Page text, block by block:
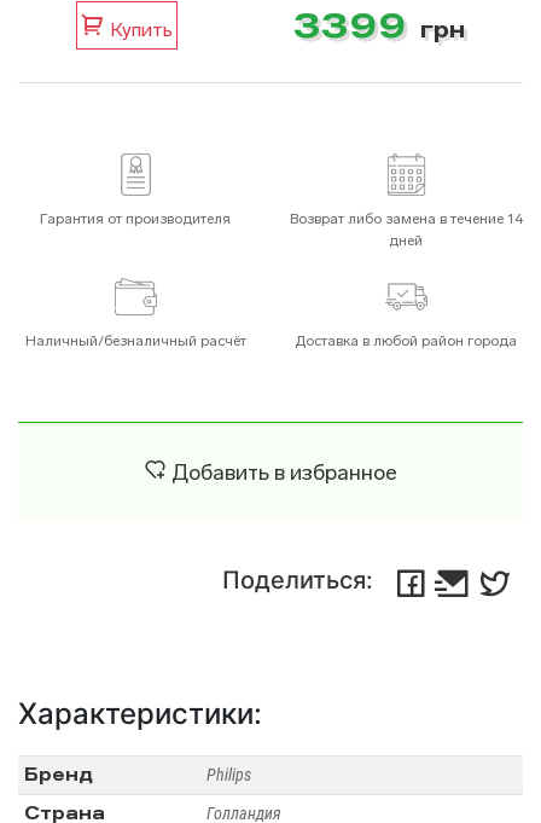
Купить 3399 грн
Гарантия от производителя
Возврат либо замена в течение 14
дней
Наличный/безналичный расчёт Доставка в любой район города
Добавить в избранное
Поделиться:
Характеристики:
Бренд Philips
Страна
Голландия